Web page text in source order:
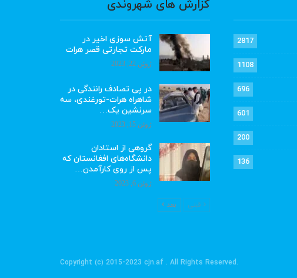
2817
1108
696
601
200
136
گزارش های شهروندی
آتش سوزی اخیر در
مارکت تجارتی قصر هرات
ژوئن 22, 2023
در پی تصادف رانندگی در
شاهراه هرات-تورغندی، سه
سرنشین یک…
ژوئن 15, 2023
گروهی از استادان
دانشگاه‌های افغانستان که
پس از روی کارآمدن…
ژوئن 6, 2023
قبلی بعد
.Copyright (c) 2015-2023 cjn.af . All Rights Reserved